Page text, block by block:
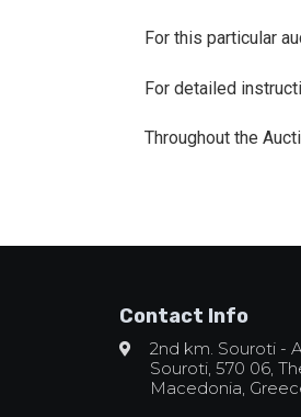
For this particular
For detailed
Throughout the
Contact Info
2nd km. Souroti -
Souroti, 570 06,
Macedonia,